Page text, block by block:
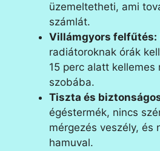
üzemeltetheti, ami
számlát.
Villámgyors felfűtés:
radiátoroknak órák
15 perc alatt kellemes
szobába.
Tiszta és
égéstermék, nincs
mérgezés veszély, és
hamuval.